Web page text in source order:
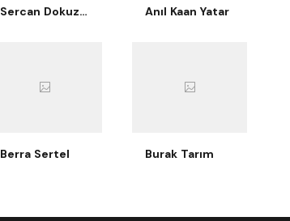
Sercan Dokuzoğlu Anıl Kaan Yatar
Berra Sertel Burak Tarım